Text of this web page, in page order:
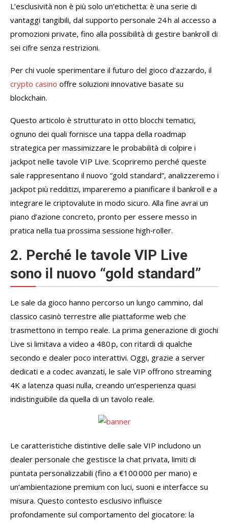
L’esclusività non è più solo un’etichetta: è una serie di
vantaggi tangibili, dal supporto personale 24 h al accesso a
promozioni private, fino alla possibilità di gestire bankroll di
sei cifre senza restrizioni.
Per chi vuole sperimentare il futuro del gioco d’azzardo, il
crypto casino offre soluzioni innovative basate su
blockchain.
Questo articolo è strutturato in otto blocchi tematici,
ognuno dei quali fornisce una tappa della roadmap
strategica per massimizzare le probabilità di colpire i
jackpot nelle tavole VIP Live. Scopriremo perché queste
sale rappresentano il nuovo “gold standard”, analizzeremo i
jackpot più redditizi, impareremo a pianificare il bankroll e a
integrare le criptovalute in modo sicuro. Alla fine avrai un
piano d’azione concreto, pronto per essere messo in
pratica nella tua prossima sessione high‑roller.
2. Perché le tavole VIP Live
sono il nuovo “gold standard”
Le sale da gioco hanno percorso un lungo cammino, dal
classico casinò terrestre alle piattaforme web che
trasmettono in tempo reale. La prima generazione di giochi
Live si limitava a video a 480 p, con ritardi di qualche
secondo e dealer poco interattivi. Oggi, grazie a server
dedicati e a codec avanzati, le sale VIP offrono streaming
4K a latenza quasi nulla, creando un’esperienza quasi
indistinguibile da quella di un tavolo reale.
Le caratteristiche distintive delle sale VIP includono un
dealer personale che gestisce la chat privata, limiti di
puntata personalizzabili (fino a €100 000 per mano) e
un’ambientazione premium con luci, suoni e interfacce su
misura. Questo contesto esclusivo influisce
profondamente sul comportamento del giocatore: la